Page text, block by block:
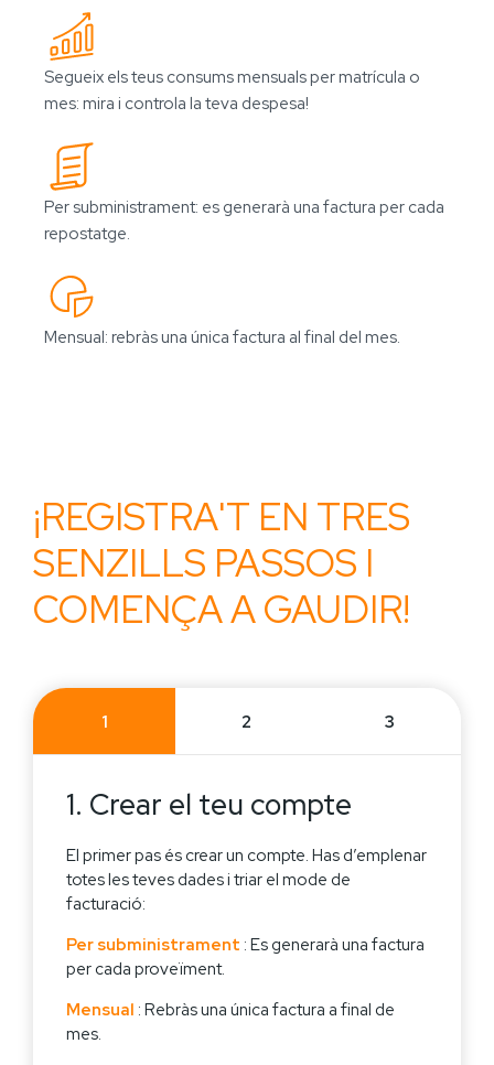
Segueix els teus consums mensuals per matrícula o
mes: mira i controla la teva despesa!
Per subministrament: es generarà una factura per cada
repostatge.
Mensual: rebràs una única factura al final del mes.
¡REGISTRA'T EN TRES
SENZILLS PASSOS I
COMENÇA A GAUDIR!
1 2 3
1. Crear el teu compte
El primer pas és crear un compte. Has d’emplenar
totes les teves dades i triar el mode de
facturació:
Per subministrament : Es generarà una factura
per cada proveïment.
Mensual : Rebràs una única factura a final de
mes.